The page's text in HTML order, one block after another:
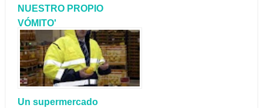
NUESTRO PROPIO
VÓMITO'
Un supermercado